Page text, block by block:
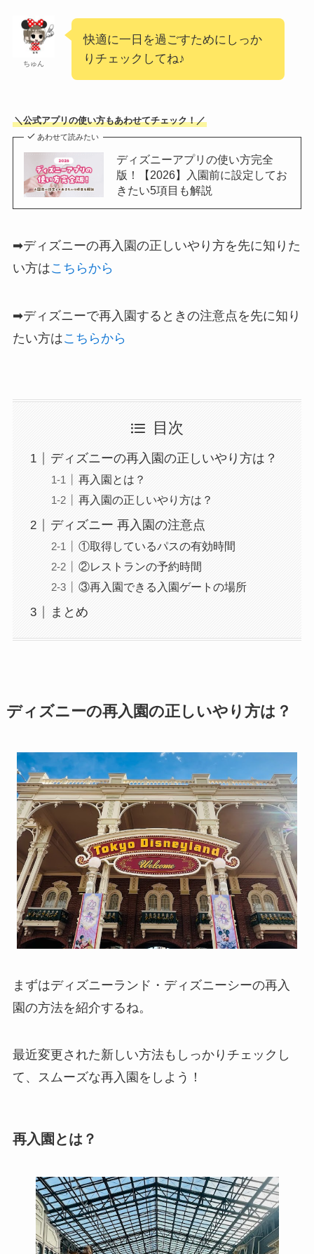
ちゅん
快適に一日を過ごすためにしっか
りチェックしてね♪
＼公式アプリの使い方もあわせてチェック！／
あわせて読みたい
ディズニーアプリの使い方完全
版！【2026】入園前に設定してお
きたい5項目も解説
➡ディズニーの再入園の正しいやり方を先に知りた
い方はこちらから
➡ディズニーで再入園するときの注意点を先に知り
たい方はこちらから
目次
ディズニーの再入園の正しいやり方は？
再入園とは？
再入園の正しいやり方は？
ディズニー 再入園の注意点
①取得しているパスの有効時間
②レストランの予約時間
③再入園できる入園ゲートの場所
まとめ
ディズニーの再入園の正しいやり方は？
まずはディズニーランド・ディズニーシーの再入
園の方法を紹介するね。
最近変更された新しい方法もしっかりチェックし
て、スムーズな再入園をしよう！
再入園とは？